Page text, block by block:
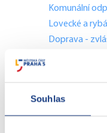
Souhlas
Komunální
Lovecké a
Doprava -